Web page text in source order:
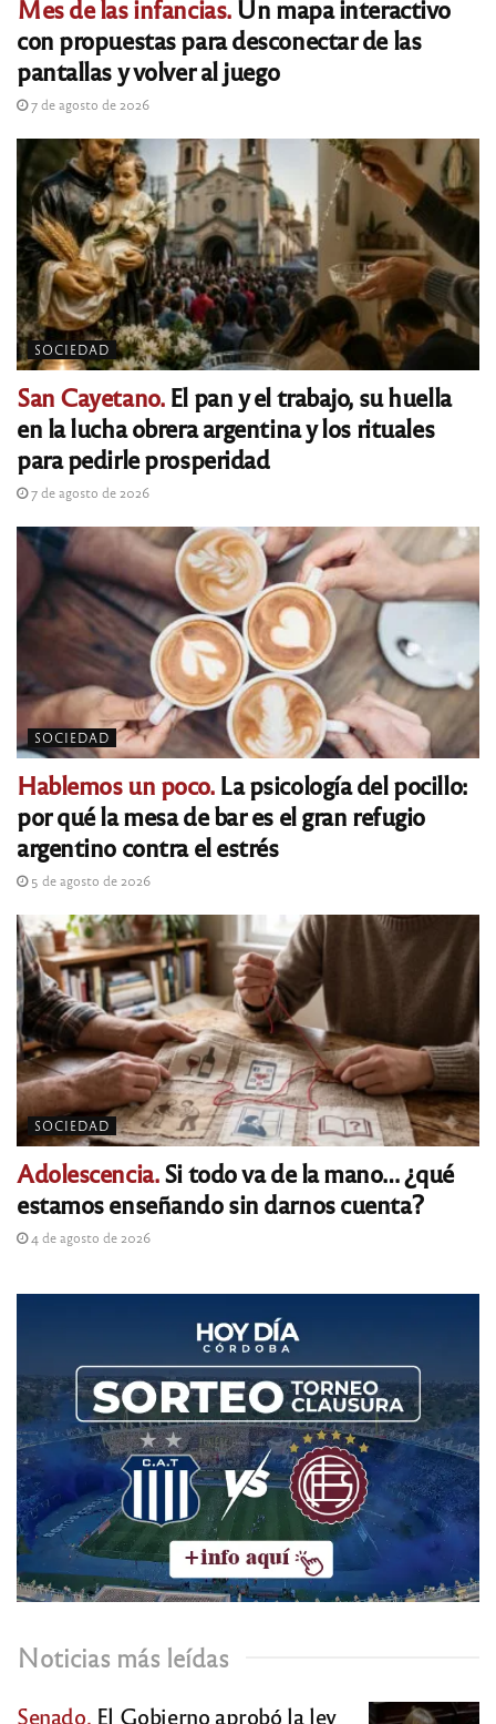
Mes de las infancias.Un mapa interactivo
con propuestas para desconectar de las
pantallas y volver al juego
7 de agosto de 2026
SOCIEDAD
San Cayetano.El pan y el trabajo, su huella
en la lucha obrera argentina y los rituales
para pedirle prosperidad
7 de agosto de 2026
SOCIEDAD
Hablemos un poco.La psicología del pocillo:
por qué la mesa de bar es el gran refugio
argentino contra el estrés
5 de agosto de 2026
SOCIEDAD
Adolescencia.Si todo va de la mano… ¿qué
estamos enseñando sin darnos cuenta?
4 de agosto de 2026
Noticias más leídas
Senado. El Gobierno aprobó la ley